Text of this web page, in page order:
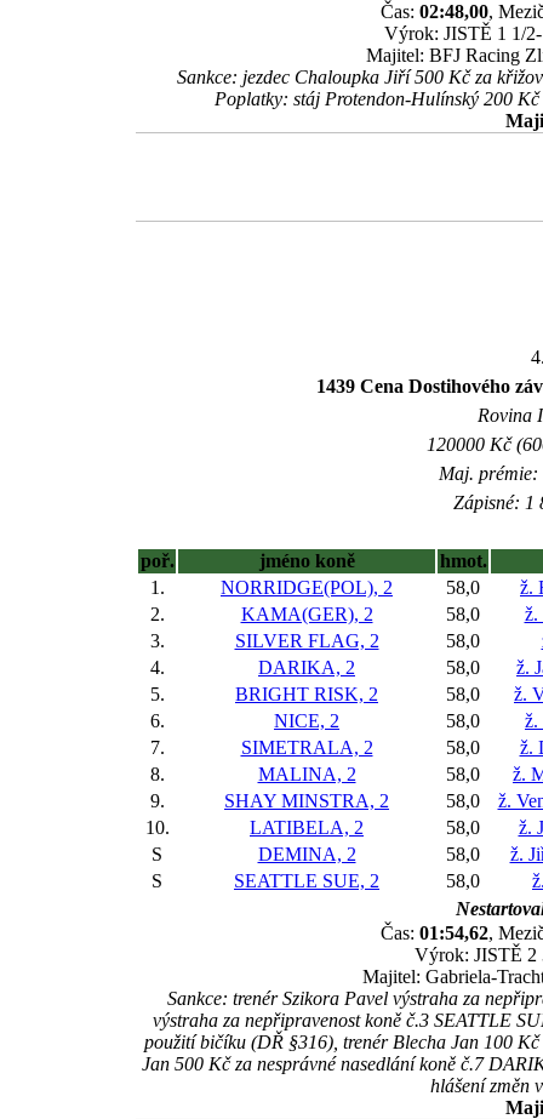
Čas: 02:48,00,
Výrok: JISTĚ 1 1/
Majitel: BFJ Racing
Sankce: jezdec Chaloupka Jiří 500 Kč za
Poplatky: stáj Protendon-Hulínský 200
1439 Cena Dostihového
Rovina
120000 Kč
Maj. prémie:
Zápisné: 1
poř. jméno koně
hmot.
1.
NORRIDGE(POL), 2 58,0
ž.
2.
KAMA(GER), 2 58,0
ž.
3.
SILVER FLAG, 2 58,0
4.
DARIKA, 2 58,0
ž.
5.
BRIGHT RISK, 2 58,0
ž.
6.
NICE, 2 58,0
ž.
7.
SIMETRALA, 2 58,0
ž.
8.
MALINA, 2 58,0
ž.
9.
SHAY MINSTRA, 2 58,0
ž.
10.
LATIBELA, 2 58,0
ž.
S
DEMINA, 2 58,0
ž.
S
SEATTLE SUE, 2 58,0
Čas: 01:54,62,
Výrok: JISTĚ 2
Majitel: Gabriela-
Sankce: trenér Szikora Pavel výstraha za
výstraha za nepřipravenost koně č.3 SEATTLE
použití bičíku (DŘ §316), trenér Blecha Jan 100
Jan 500 Kč za nesprávné nasedlání koně č.7
hlášení změn